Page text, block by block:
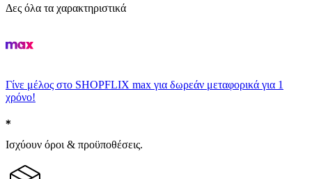
Δες όλα τα χαρακτηριστικά
Γίνε μέλος στο SHOPFLIX max για δωρεάν μεταφορικά για 1
χρόνο!
Ισχύουν όροι & προϋποθέσεις.